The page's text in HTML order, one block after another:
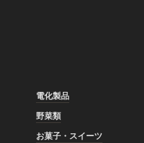
電化製品
野菜類
お菓子・スイーツ